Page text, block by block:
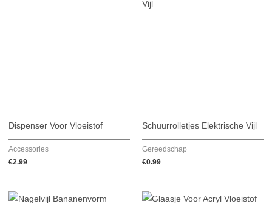
Dispenser Voor Vloeistof
Accessories
€2.99
Schuurrolletjes Elektrische Vijl
Gereedschap
€0.99
Prijsklasse: